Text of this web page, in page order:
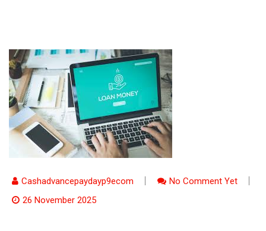
Cashadvancepaydayp9ecom
No Comment Yet
26 November 2025